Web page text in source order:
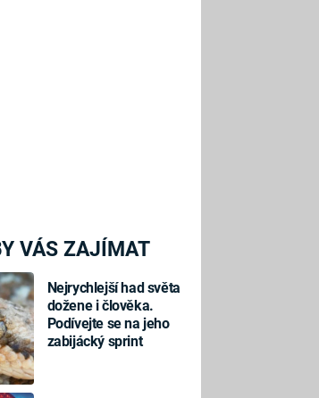
VÁS ZAJÍMAT
Nejrychlejší had světa
dožene i člověka.
Podívejte se na jeho
zabijácký sprint